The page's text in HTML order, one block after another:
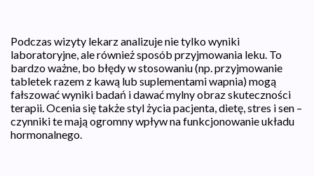
Podczas wizyty lekarz analizuje nie tylko wyniki
laboratoryjne, ale również sposób przyjmowania leku. To
bardzo ważne, bo błędy w stosowaniu (np. przyjmowanie
tabletek razem z kawą lub suplementami wapnia) mogą
fałszować wyniki badań i dawać mylny obraz skuteczności
terapii. Ocenia się także styl życia pacjenta, dietę, stres i sen –
czynniki te mają ogromny wpływ na funkcjonowanie układu
hormonalnego.